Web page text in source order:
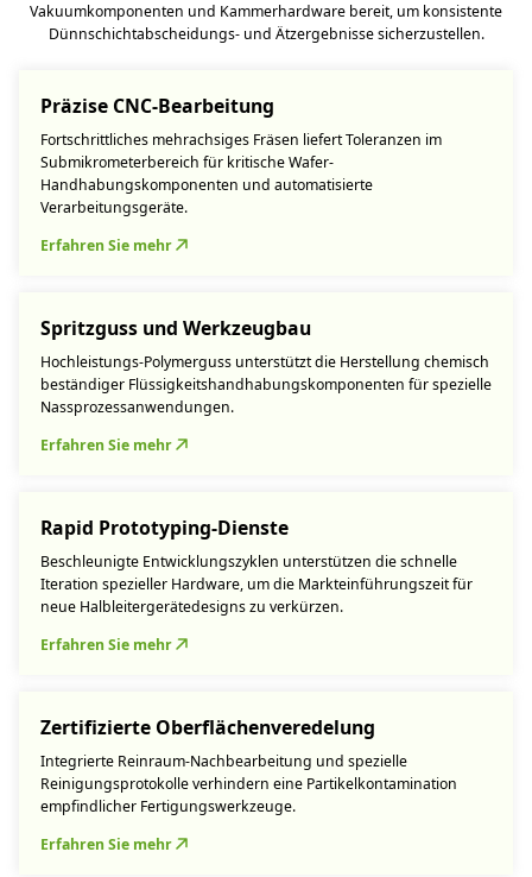
Vakuumkomponenten und Kammerhardware bereit, um konsistente
Dünnschichtabscheidungs- und Ätzergebnisse sicherzustellen.
Präzise CNC-Bearbeitung
Fortschrittliches mehrachsiges Fräsen liefert Toleranzen im
Submikrometerbereich für kritische Wafer-
Handhabungskomponenten und automatisierte
Verarbeitungsgeräte.
Erfahren Sie mehr
Spritzguss und Werkzeugbau
Hochleistungs-Polymerguss unterstützt die Herstellung chemisch
beständiger Flüssigkeitshandhabungskomponenten für spezielle
Nassprozessanwendungen.
Erfahren Sie mehr
Rapid Prototyping-Dienste
Beschleunigte Entwicklungszyklen unterstützen die schnelle
Iteration spezieller Hardware, um die Markteinführungszeit für
neue Halbleitergerätedesigns zu verkürzen.
Erfahren Sie mehr
Zertifizierte Oberflächenveredelung
Integrierte Reinraum-Nachbearbeitung und spezielle
Reinigungsprotokolle verhindern eine Partikelkontamination
empfindlicher Fertigungswerkzeuge.
Erfahren Sie mehr